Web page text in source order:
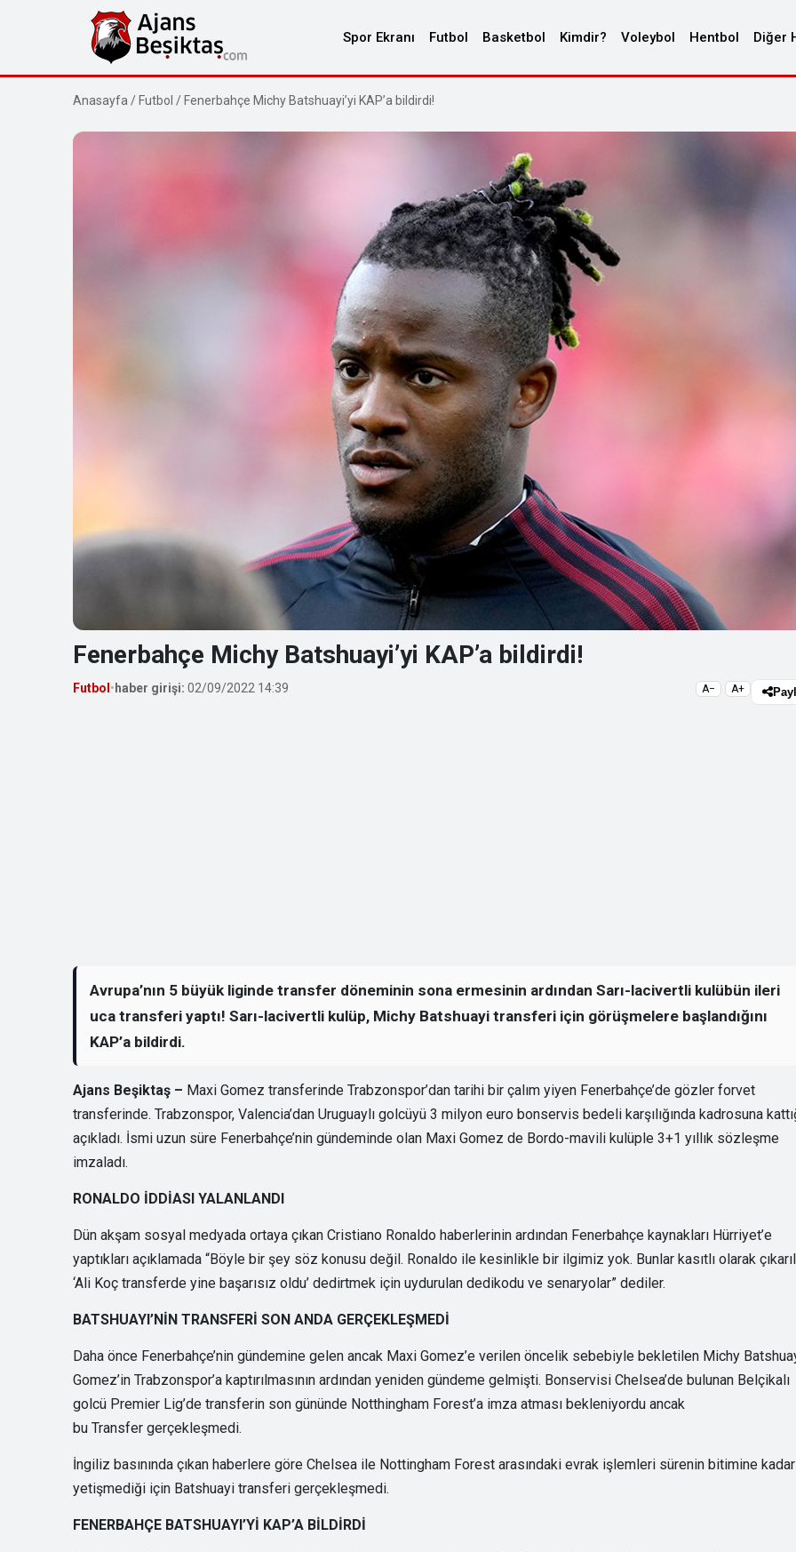
Spor Ekranı Futbol Basketbol Kimdir? Voleybol Hentbol Diğer
Anasayfa / Futbol / Fenerbahçe Michy Batshuayi’yi KAP’a bildirdi!
Fenerbahçe Michy Batshuayi’yi KAP’a bildirdi!
Futbol • haber girişi: 02/09/2022 14:39 A− A+
Avrupa’nın 5 büyük liginde transfer döneminin sona ermesinin ardından Sarı-lacivertli kulübün ileri
uca transferi yaptı! Sarı-lacivertli kulüp, Michy Batshuayi transferi için görüşmelere başlandığını
KAP’a bildirdi.
Ajans Beşiktaş – Maxi Gomez transferinde Trabzonspor’dan tarihi bir çalım yiyen Fenerbahçe’de gözler forvet
transferinde. Trabzonspor, Valencia’dan Uruguaylı golcüyü 3 milyon euro bonservis bedeli karşılığında kadrosuna
açıkladı. İsmi uzun süre Fenerbahçe’nin gündeminde olan Maxi Gomez de Bordo-mavili kulüple 3+1 yıllık sözleşme
imzaladı.
RONALDO İDDİASI YALANLANDI
Dün akşam sosyal medyada ortaya çıkan Cristiano Ronaldo haberlerinin ardından Fenerbahçe kaynakları Hürriyet’e
yaptıkları açıklamada “Böyle bir şey söz konusu değil. Ronaldo ile kesinlikle bir ilgimiz yok. Bunlar kasıtlı olarak
‘Ali Koç transferde yine başarısız oldu’ dedirtmek için uydurulan dedikodu ve senaryolar” dediler.
BATSHUAYI’NİN TRANSFERİ SON ANDA GERÇEKLEŞMEDİ
Daha önce Fenerbahçe’nin gündemine gelen ancak Maxi Gomez’e verilen öncelik sebebiyle bekletilen Michy
Gomez’in Trabzonspor’a kaptırılmasının ardından yeniden gündeme gelmişti. Bonservisi Chelsea’de bulunan Belçikalı
golcü Premier Lig’de transferin son gününde Notthingham Forest’a imza atması bekleniyordu ancak
bu Transfer gerçekleşmedi.
İngiliz basınında çıkan haberlere göre Chelsea ile Nottingham Forest arasındaki evrak işlemleri sürenin bitimine kadar
yetişmediği için Batshuayi transferi gerçekleşmedi.
FENERBAHÇE BATSHUAYI’Yİ KAP’A BİLDİRDİ